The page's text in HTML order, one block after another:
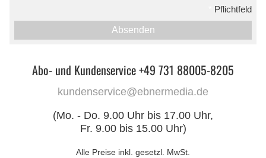
Pflichtfeld
Absenden
Abo- und Kundenservice +49 731 88005-8205
kundenservice@ebnermedia.de
(Mo. - Do. 9.00 Uhr bis 17.00 Uhr,
Fr. 9.00 bis 15.00 Uhr)
Alle Preise inkl. gesetzl. MwSt.